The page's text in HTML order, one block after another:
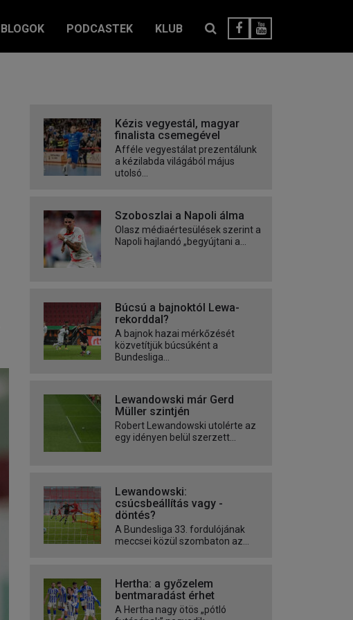
BLOGOK PODCASTEK KLUB
Kézis vegyestál, magyar
finalista csemegével
Afféle vegyestálat prezentálunk
a kézilabda világából május
utolsó...
Szoboszlai a Napoli álma
Olasz médiaértesülések szerint a
Napoli hajlandó „begyújtani a...
Búcsú a bajnoktól Lewa-
rekorddal?
A bajnok hazai mérkőzését
közvetítjük búcsúként a
Bundesliga...
Lewandowski már Gerd
Müller szintjén
Robert Lewandowski utolérte az
egy idényen belül szerzett...
Lewandowski:
csúcsbeállítás vagy -
döntés?
A Bundesliga 33. fordulójának
meccsei közül szombaton az...
Hertha: a győzelem
bentmaradást érhet
A Hertha nagy ötös „pótló